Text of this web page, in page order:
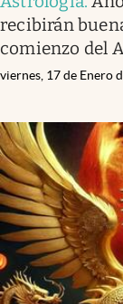
recibirán
comienzo del
viernes, 17 de Enero